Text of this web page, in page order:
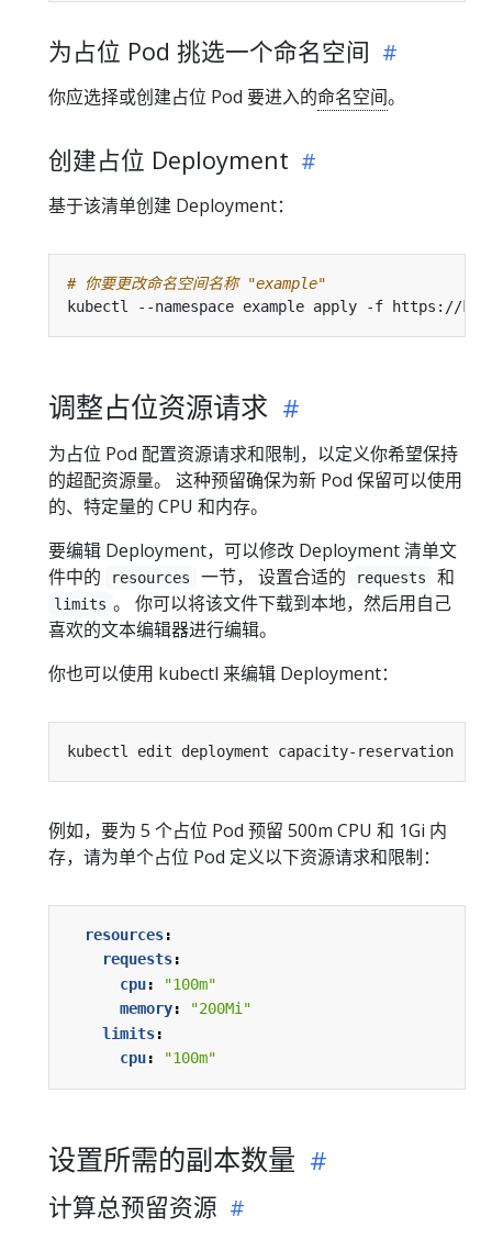
为占位 Pod 挑选一个命名空间
你应选择或创建占位 Pod 要进入的命名空间。
创建占位 Deployment
基于该清单创建 Deployment：
# 你要更改命名空间名称 "example"
调整占位资源请求
为占位 Pod 配置资源请求和限制，以定义你希望保持
的超配资源量。 这种预留确保为新 Pod 保留可以使用
的、特定量的 CPU 和内存。
要编辑 Deployment，可以修改 Deployment 清单文
件中的
resources 一节， 设置合适的 requests 和
limits 。 你可以将该文件下载到本地，然后用自己
喜欢的文本编辑器进行编辑。
你也可以使用 kubectl 来编辑 Deployment：
例如，要为 5 个占位 Pod 预留 500m CPU 和 1Gi 内
存，请为单个占位 Pod 定义以下资源请求和限制：
resources:
requests:
cpu:
"100m"
memory:
"200Mi"
limits:
cpu: "100m"
设置所需的副本数量
计算总预留资源